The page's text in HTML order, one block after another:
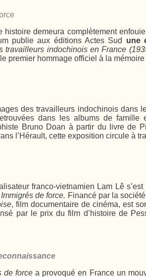
histoire demeura complètement
publie aux éditions Actes Sud une
travailleurs indochinois en France
premier hommage officiel à la
des travailleurs indochinois dans
dans les albums de
Bruno Doan à partir du livre de
l’Hérault, cette exposition circule à
franco-vietnamien Lam Lê
Immigrés de force. Financé par la
, film documentaire de cinéma, est
par le prix du film d’histoire de
de forcea provoqué en France un